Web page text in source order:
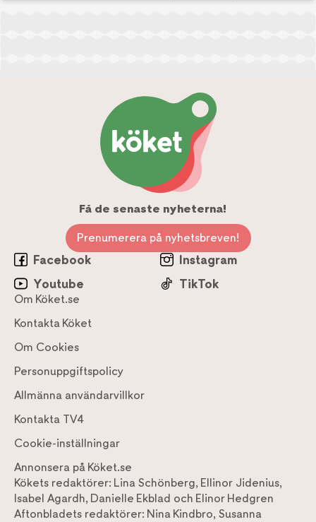
Få de senaste nyheterna!
Prenumerera på nyhetsbreven!
Facebook
Instagram
Youtube
TikTok
Om Köket.se
Kontakta Köket
Om Cookies
Personuppgiftspolicy
Allmänna användarvillkor
Kontakta TV4
Cookie-inställningar
Annonsera på Köket.se
Kökets redaktörer: Lina Schönberg, Ellinor Jidenius,
Isabel Agardh, Danielle Ekblad och Elinor Hedgren
Aftonbladets redaktörer: Nina Kindbro, Susanna